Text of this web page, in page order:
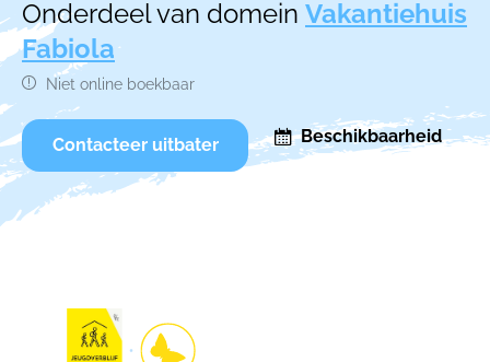
Onderdeel van domein Vakantiehuis
Fabiola
Niet online boekbaar
Contacteer uitbater Beschikbaarheid